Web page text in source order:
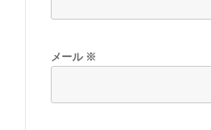
メール※